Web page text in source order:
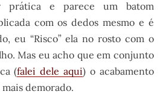
e parece um batom
com os dedos mesmo e é
eu “Risco” ela no rosto com o
Mas eu acho que em conjunto
(falei dele aqui) o acabamento
demorado.